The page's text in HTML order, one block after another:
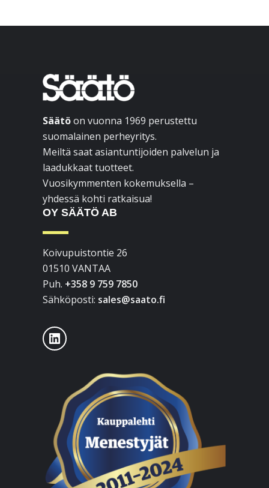
Footer
Säätöon vuonna 1969 perustettu
suomalainen perheyritys.
Meiltä saat asiantuntijoiden palvelun ja
laadukkaat tuotteet.
Vuosikymmenten kokemuksella –
yhdessä kohti ratkaisua!
OY SÄÄTÖ AB
Koivupuistontie 26
01510 VANTAA
Puh. +358 9 759 7850
Sähköposti: sales@saato.fi
LinkedIn